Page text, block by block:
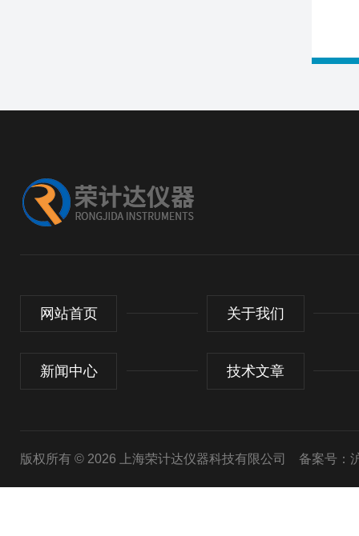
网站首页 关于我们
新闻中心 技术文章
版权所有 © 2026 上海荣计达仪器科技有限公司 备案号：